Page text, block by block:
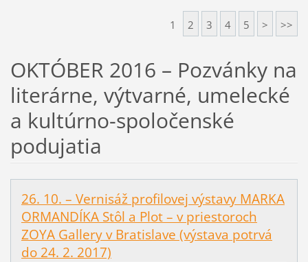
1 2 3 4 5 > >>
OKTÓBER 2016 – Pozvánky na
literárne, výtvarné, umelecké
a kultúrno-spoločenské
podujatia
26. 10. – Vernisáž profilovej výstavy MARKA
ORMANDÍKA Stôl a Plot – v priestoroch
ZOYA Gallery v Bratislave (výstava potrvá
do 24. 2. 2017)